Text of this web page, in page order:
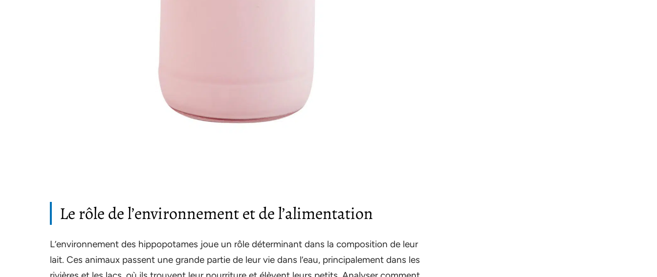
Le rôle de l’environnement et de l’alimentation
L’environnement des hippopotames joue un rôle déterminant dans la composition de leur
lait. Ces animaux passent une grande partie de leur vie dans l’eau, principalement dans les